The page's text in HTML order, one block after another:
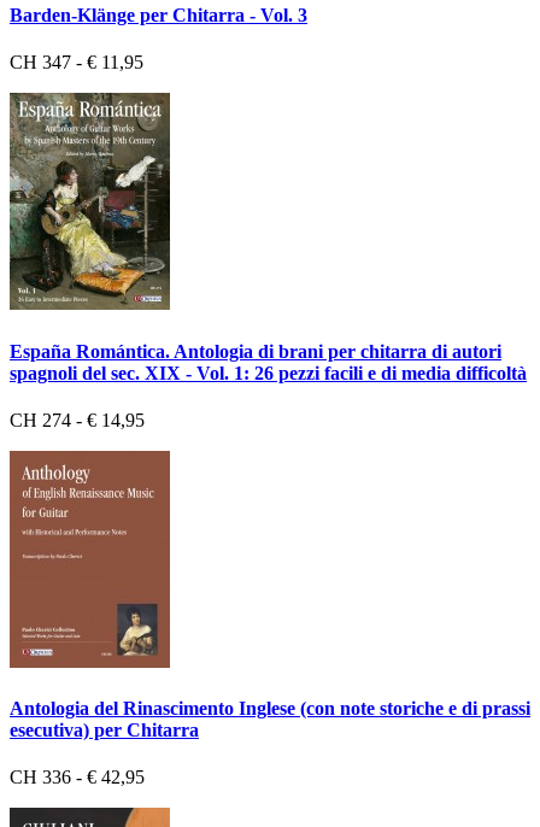
Barden-Klänge per Chitarra - Vol. 3
CH 347 - € 11,95
España Romántica. Antologia di brani per chitarra di autori
spagnoli del sec. XIX - Vol. 1: 26 pezzi facili e di media difficoltà
CH 274 - € 14,95
Antologia del Rinascimento Inglese (con note storiche e di prassi
esecutiva) per Chitarra
CH 336 - € 42,95